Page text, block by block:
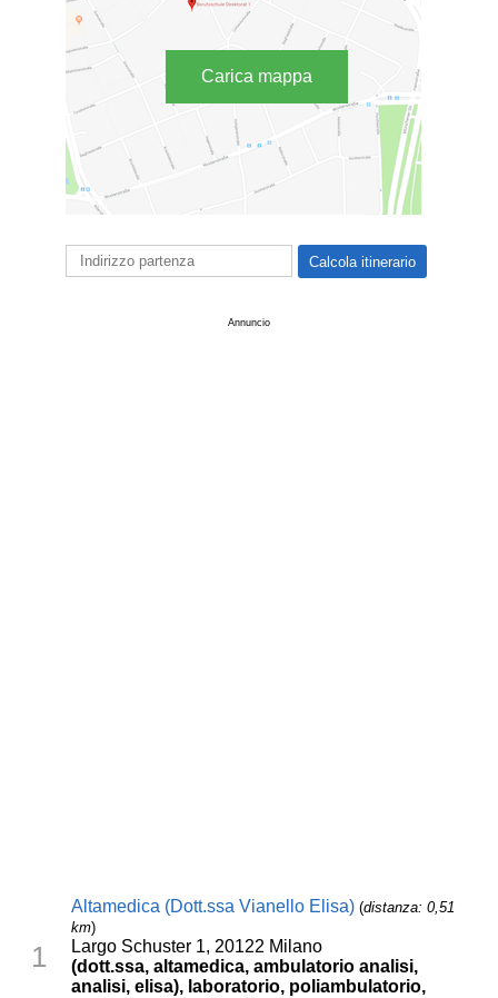
Carica mappa
Annuncio
1
Altamedica (Dott.ssa Vianello Elisa) (distanza: 0,51
km)
Largo Schuster 1, 20122 Milano
(dott.ssa, altamedica, ambulatorio analisi,
analisi, elisa), laboratorio, poliambulatorio,